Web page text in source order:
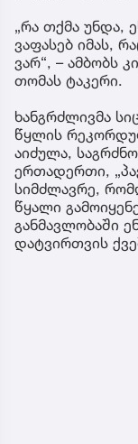
„რა თქმა უნდა,
ვაფასებ იმას,
ვარ“, – ამბობს
თომას ტაკერი.
ხანგრძლივმა
წყლის
აიძულა,
ერთადერთი,
სიმძლავრე,
წყალი
განმავლობაში
დატვირთვის